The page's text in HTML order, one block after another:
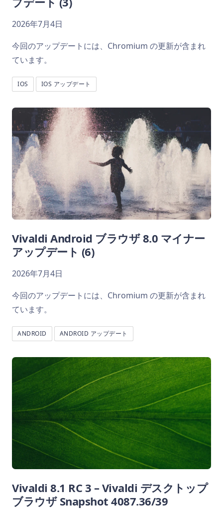
2026年7月4日
今回のアップデートには、Chromium の更新が含まれ
ています。
IOS IOS アップデート
Vivaldi Android ブラウザ 8.0 マイナー
アップデート (6)
2026年7月4日
今回のアップデートには、Chromium の更新が含まれ
ています。
ANDROID ANDROID アップデート
Vivaldi 8.1 RC 3 – Vivaldi デスクトップ
ブラウザ Snapshot 4087.36/39